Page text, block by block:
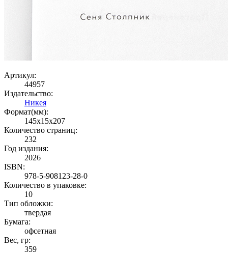
Артикул:
44957
Издательство:
Никея
Формат(мм):
145x15x207
Количество страниц:
232
Год издания:
2026
ISBN:
978-5-908123-28-0
Количество в упаковке:
10
Тип обложки:
твердая
Бумага:
офсетная
Вес, гр:
359